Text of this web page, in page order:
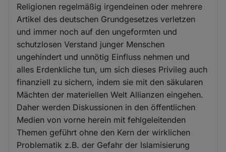
Religionen regelmäßig irgendeinen oder mehrere
Artikel des deutschen Grundgesetzes verletzen
und immer noch auf den ungeformten und
schutzlosen Verstand junger Menschen
ungehindert und unnötig Einfluss nehmen und
alles Erdenkliche tun, um sich dieses Privileg auch
finanziell zu sichern, indem sie mit den säkularen
Mächten der materiellen Welt Allianzen eingehen.
Daher werden Diskussionen in den öffentlichen
Medien von vorne herein mit fehlgeleitenden
Themen geführt ohne den Kern der wirklichen
Problematik z.B. der Gefahr der Islamisierung